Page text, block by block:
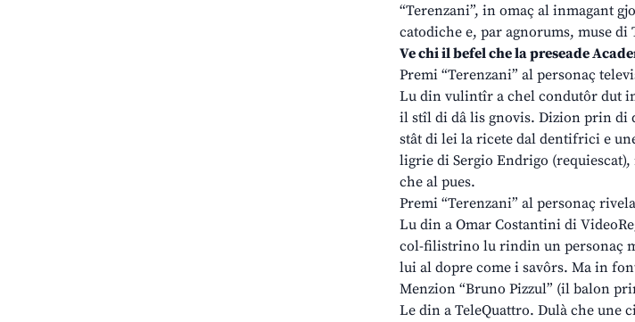
“Terenzani”, in omaç al inmagant
catodiche e, par agnorums, muse
Ve chi il befel che la preseade
Premi “Terenzani” al personaç
Lu din vulintîr a chel condutôr dut
il stîl di dâ lis gnovis. Dizion prin di
stât di lei la ricete dal dentifrici e
ligrie di Sergio Endrigo
che al pues.
Premi “Terenzani” al personaç
Lu din a Omar Costantini di
col-filistrino lu rindin un personaç
lui al dopre come i savôrs. Ma in
Menzion “Bruno Pizzul” (il balon
Le din a TeleQuattro. Dulà che une